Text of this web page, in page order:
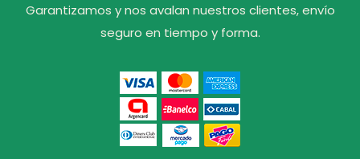
Garantizamos y nos avalan nuestros clientes, envío
seguro en tiempo y forma.